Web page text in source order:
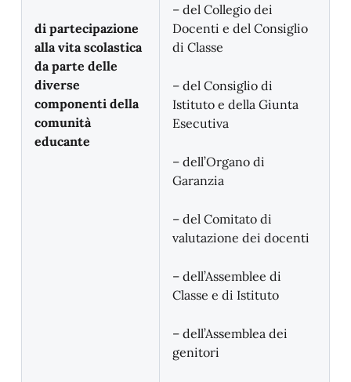
di partecipazione
alla vita scolastica
da parte delle
diverse
componenti della
comunità
educante
– del Collegio dei
Docenti e del Consiglio
di Classe
– del Consiglio di
Istituto e della Giunta
Esecutiva
– dell’Organo di
Garanzia
– del Comitato di
valutazione dei docenti
– dell’Assemblee di
Classe e di Istituto
– dell’Assemblea dei
genitori